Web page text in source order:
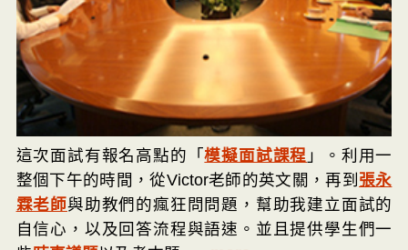
這次面試有報名高點的「模擬面試課程 」。利用一
整個下午的時間，從Victor老師的英文關，再到 張永
霖老師與助教們的瘋狂問問題，幫助我建立面試的
自信心，以及回答流程與語速。並且提供學生們一